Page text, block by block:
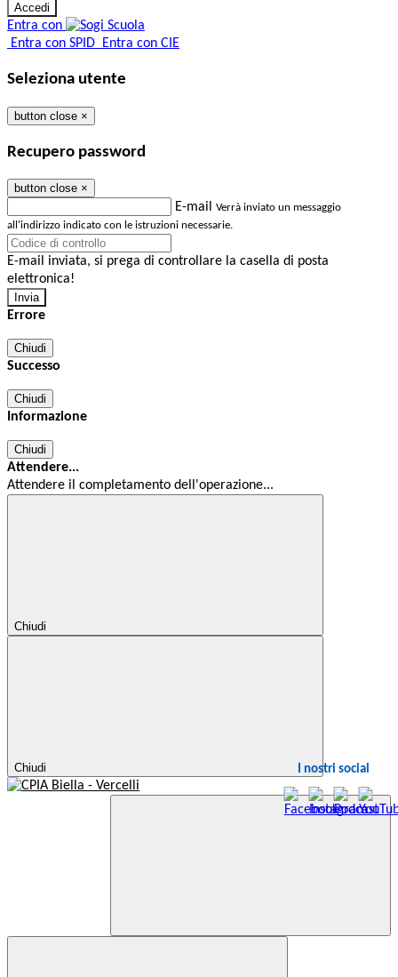
Entra con
Entra con SPID Entra con CIE
Seleziona utente
button close ×
Recupero password
button close ×
E-mail Verrà inviato un messaggio
all'indirizzo indicato con le istruzioni necessarie.
E-mail inviata, si prega di controllare la casella di posta
elettronica!
Errore
Chiudi
Successo
Chiudi
Informazione
Chiudi
Attendere...
Attendere il completamento dell'operazione...
Chiudi
Chiudi I nostri social